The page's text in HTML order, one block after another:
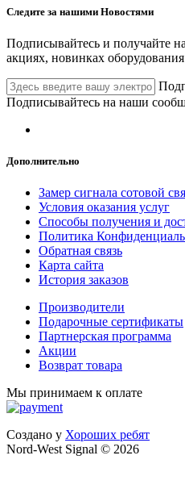
Следите за нашими Новостями
Подписывайтесь и получайте
акциях, новинках
Подписывайтесь на наши
Дополнительно
Замер сигнала сотовой
Условия оказания услуг
Способы получения и
Политика
Обратная связь
Карта сайта
История заказов
Производители
Подарочные сертификаты
Партнерская программа
Акции
Возврат товара
Мы принимаем к оплате
Создано у Хороших ребят
Nord-West Signal © 2026